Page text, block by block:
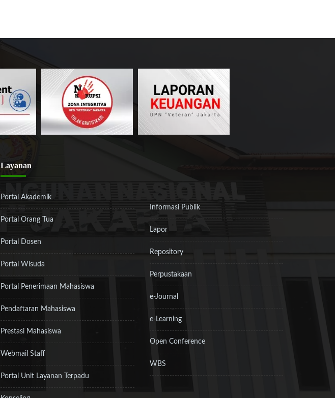
Layanan
Portal Akademik
Portal Orang Tua
Portal Dosen
Portal Wisuda
Portal Penerimaan Mahasiswa
Pendaftaran Mahasiswa
Prestasi Mahasiswa
Webmail Staff
Portal Unit Layanan Terpadu
Informasi Publik
Lapor
Repository
Perpustakaan
e-Journal
e-Learning
Open Conference
WBS